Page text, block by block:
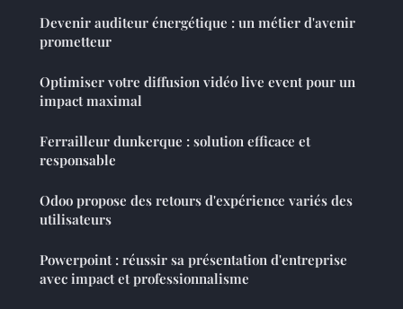
Devenir auditeur énergétique : un métier d'avenir
prometteur
Optimiser votre diffusion vidéo live event pour un
impact maximal
Ferrailleur dunkerque : solution efficace et
responsable
Odoo propose des retours d'expérience variés des
utilisateurs
Powerpoint : réussir sa présentation d'entreprise
avec impact et professionnalisme